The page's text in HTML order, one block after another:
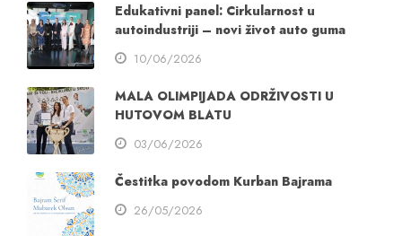
Edukativni panel: Cirkularnost u
autoindustriji – novi život auto guma
10/06/2026
MALA OLIMPIJADA ODRŽIVOSTI U
HUTOVOM BLATU
03/06/2026
Čestitka povodom Kurban Bajrama
26/05/2026